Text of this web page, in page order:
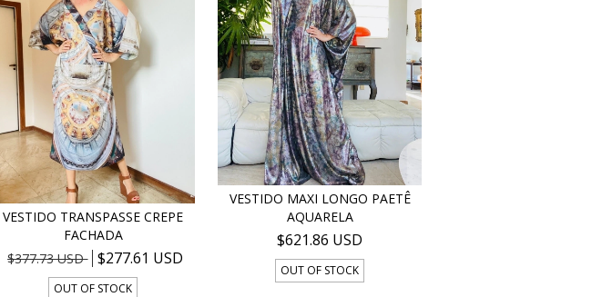
VESTIDO TRANSPASSE CREPE
FACHADA
$377.73 USD $277.61 USD
OUT OF STOCK
VESTIDO MAXI LONGO PAETÊ
AQUARELA
$621.86 USD
OUT OF STOCK